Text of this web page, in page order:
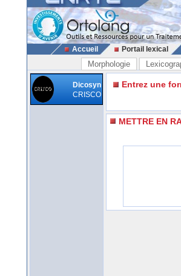
Accueil Portail lexical
Morphologie
Dicosyn
CRISCO
Entrez une
METTRE EN